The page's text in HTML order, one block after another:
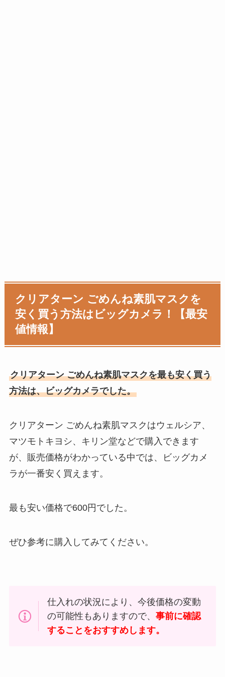
クリアターン ごめんね素肌マスクを
安く買う方法はビッグカメラ！【最安
値情報】
クリアターン ごめんね素肌マスクを最も安く買う
方法は、ビッグカメラでした。
クリアターン ごめんね素肌マスクはウェルシア、
マツモトキヨシ、キリン堂などで購入できます
が、販売価格がわかっている中では、ビッグカメ
ラが一番安く買えます。
最も安い価格で600円でした。
ぜひ参考に購入してみてください。
仕入れの状況により、今後価格の変動
の可能性もありますので、事前に確認
することをおすすめします。